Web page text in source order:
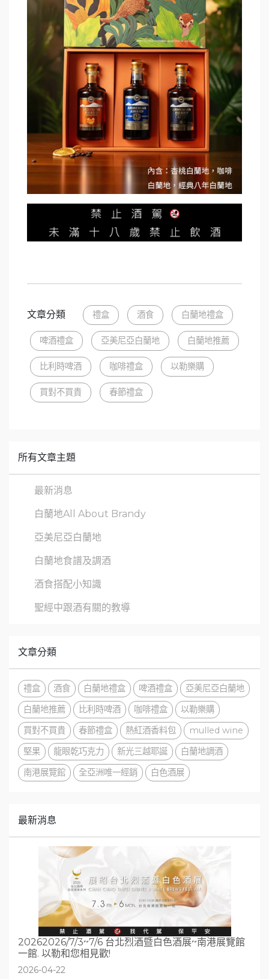
文章分類 禮盒 酒食 白蘭地禮盒
啤酒禮盒 亞美尼亞白蘭地 白蘭地推薦
比利時啤酒 咖啡禮盒 以勒樂購
買對不買貴 春節禮盒
所有文章主題
最新消息
白蘭地All About Brandy
亞美尼亞白蘭地
白蘭地食譜及調酒
酒食搭配小知識
聖經中跟酒有關的教導
文章分類
禮盒 酒食 白蘭地禮盒 啤酒禮盒
亞美尼亞白蘭地
白蘭地推薦
比利時啤酒 咖啡禮盒
以勒樂購
買對不買貴
春節禮盒 熱紅酒香料包
mulled wine
堅果
龍眼乾巧克力 新光三越耶誕
白蘭地調酒
南港展覽館
全亞洲唯一經銷 白色酒展
最新消息
20262026/7/3~7/6 台北烈酒暨白色酒展~南港展覽館
一館. 以勒和您相見歡!
2026-04-22